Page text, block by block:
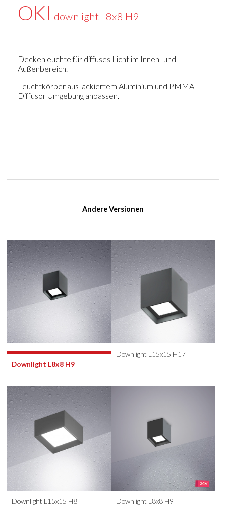
OKI downlight L8x8 H9
Deckenleuchte für diffuses Licht im Innen- und
Außenbereich.
Leuchtkörper aus lackiertem Aluminium und PMMA
Diffusor Umgebung anpassen.